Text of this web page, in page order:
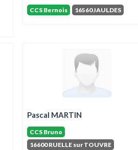
CCS Bernois 16560 JAULDES
Pascal MARTIN
CCS Bruno
16600 RUELLE sur TOUVRE